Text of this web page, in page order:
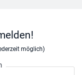
möglich)